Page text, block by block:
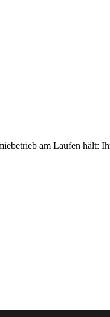
am Laufen hält: